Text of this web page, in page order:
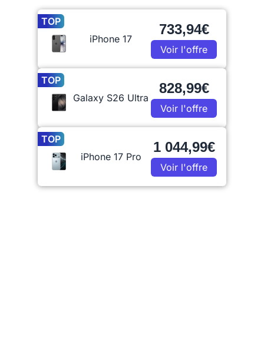
TOP
iPhone 17
733,94€
Voir l'offre
TOP
Galaxy S26 Ultra
828,99€
Voir l'offre
TOP
iPhone 17 Pro
1 044,99€
Voir l'offre